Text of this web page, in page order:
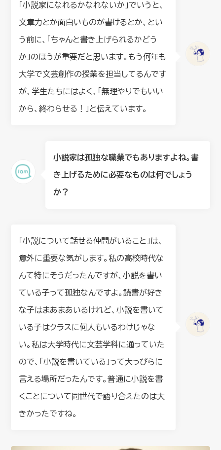
「小説家になれるかなれないか」でいうと、
文章力とか面白いものが書けるとか、とい
う前に、「ちゃんと書き上げられるかどう
か」のほうが重要だと思います。もう何年も
大学で文芸創作の授業を担当してるんです
が、学生たちにはよく、「無理やりでもいい
から、終わらせる！」と伝えています。
小説家は孤独な職業でもありますよね。書
き上げるために必要なものは何でしょう
か？
「小説について話せる仲間がいること」は、
意外に重要な気がします。私の高校時代な
んて特にそうだったんですが、小説を書い
ている子って孤独なんですよ。読書が好き
な子はまあまあいるけれど、小説を書いて
いる子はクラスに何人もいるわけじゃな
い。私は大学時代に文芸学科に通っていた
ので、「小説を書いている」って大っぴらに
言える場所だったんです。普通に小説を書
くことについて同世代で語り合えたのは大
きかったですね。